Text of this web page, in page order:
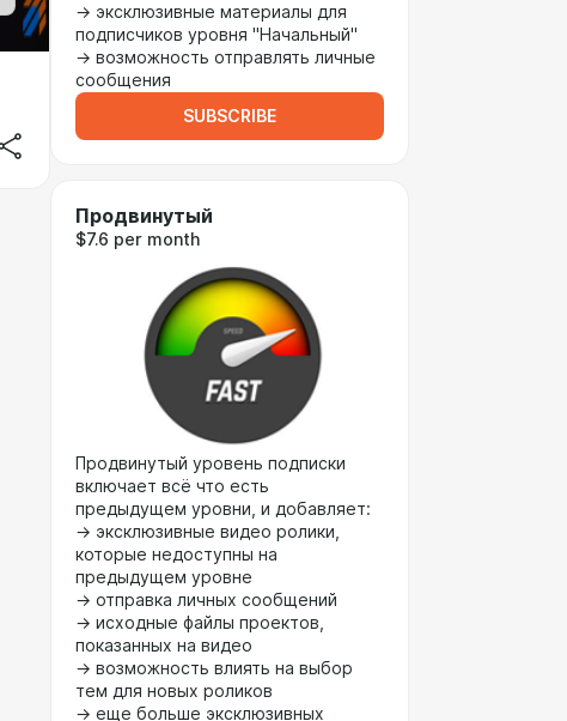
→ эксклюзивные материалы для
подписчиков уровня "Начальный"
→ возможность отправлять личные
сообщения
SUBSCRIBE
Продвинутый
$7.6 per month
Продвинутый уровень подписки
включает всё что есть
предыдущем уровни, и добавляет:
→ эксклюзивные видео ролики,
которые недоступны на
предыдущем уровне
→ отправка личных сообщений
→ исходные файлы проектов,
показанных на видео
→ возможность влиять на выбор
тем для новых роликов
→ еще больше эксклюзивных